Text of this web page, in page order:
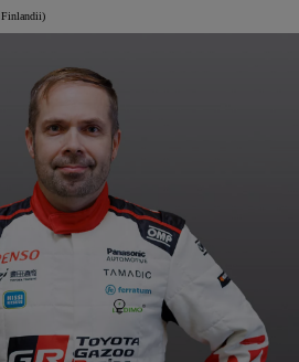
Finlandii)